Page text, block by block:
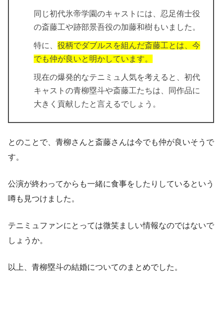
同じ初代氷帝学園のキャストには、忍足侑士役
の斎藤工や跡部景吾役の加藤和樹もいました。
特に、 役柄でダブルスを組んだ斎藤工とは、今
でも仲が良いと明かしています。
現在の爆発的なテニミュ人気を考えると、初代
キャストの青柳塁斗や斎藤工たちは、同作品に
大きく貢献したと言えるでしょう。
とのことで、青柳さんと斎藤さんは今でも仲が良いそうで
す。
公演が終わってからも一緒に食事をしたりしているという
噂も見つけました。
テニミュファンにとっては微笑ましい情報なのではないで
しょうか。
以上、青柳塁斗の結婚についてのまとめでした。